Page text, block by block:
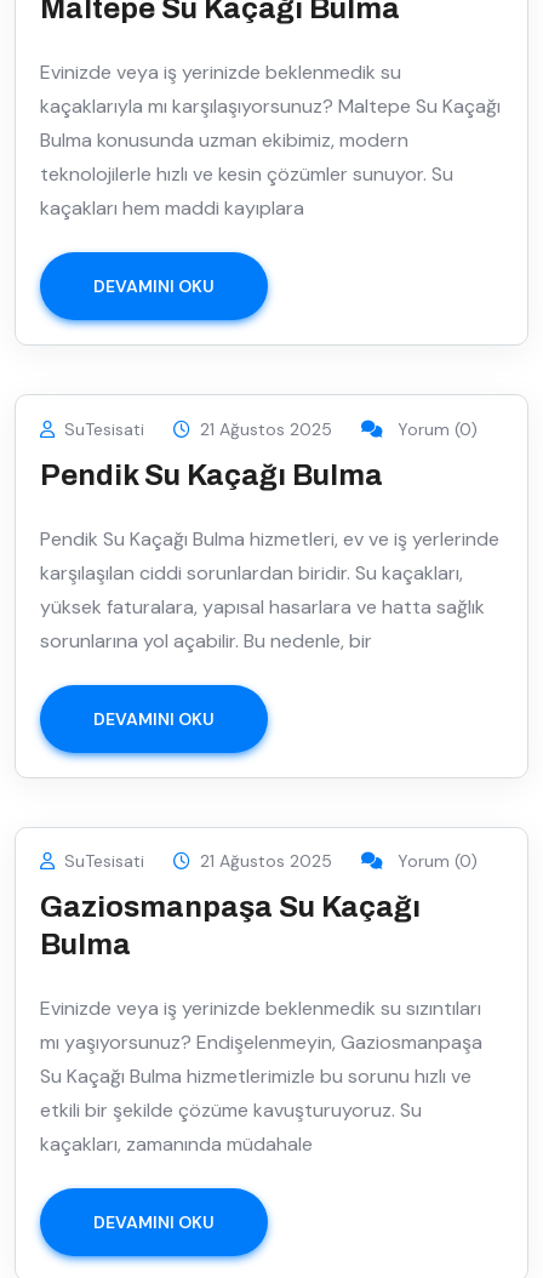
Maltepe Su Kaçağı Bulma
Evinizde veya iş yerinizde beklenmedik su
kaçaklarıyla mı karşılaşıyorsunuz? Maltepe Su Kaçağı
Bulma konusunda uzman ekibimiz, modern
teknolojilerle hızlı ve kesin çözümler sunuyor. Su
kaçakları hem maddi kayıplara
DEVAMINI OKU
SuTesisati 21 Ağustos 2025 Yorum (0)
Pendik Su Kaçağı Bulma
Pendik Su Kaçağı Bulma hizmetleri, ev ve iş yerlerinde
karşılaşılan ciddi sorunlardan biridir. Su kaçakları,
yüksek faturalara, yapısal hasarlara ve hatta sağlık
sorunlarına yol açabilir. Bu nedenle, bir
DEVAMINI OKU
SuTesisati 21 Ağustos 2025 Yorum (0)
Gaziosmanpaşa Su Kaçağı
Bulma
Evinizde veya iş yerinizde beklenmedik su sızıntıları
mı yaşıyorsunuz? Endişelenmeyin, Gaziosmanpaşa
Su Kaçağı Bulma hizmetlerimizle bu sorunu hızlı ve
etkili bir şekilde çözüme kavuşturuyoruz. Su
kaçakları, zamanında müdahale
DEVAMINI OKU